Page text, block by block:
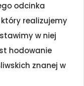
odcinka
realizujemy
w niej
hodowanie
znanej w